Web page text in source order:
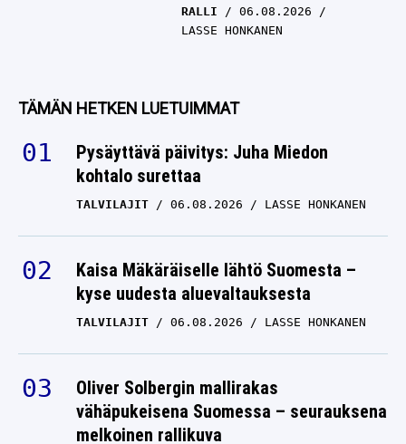
RALLI
06.08.2026
LASSE HONKANEN
TÄMÄN HETKEN LUETUIMMAT
Pysäyttävä päivitys: Juha Miedon
kohtalo surettaa
TALVILAJIT 06.08.2026 LASSE HONKANEN
Kaisa Mäkäräiselle lähtö Suomesta –
kyse uudesta aluevaltauksesta
TALVILAJIT 06.08.2026 LASSE HONKANEN
Oliver Solbergin mallirakas
vähäpukeisena Suomessa – seurauksena
melkoinen rallikuva